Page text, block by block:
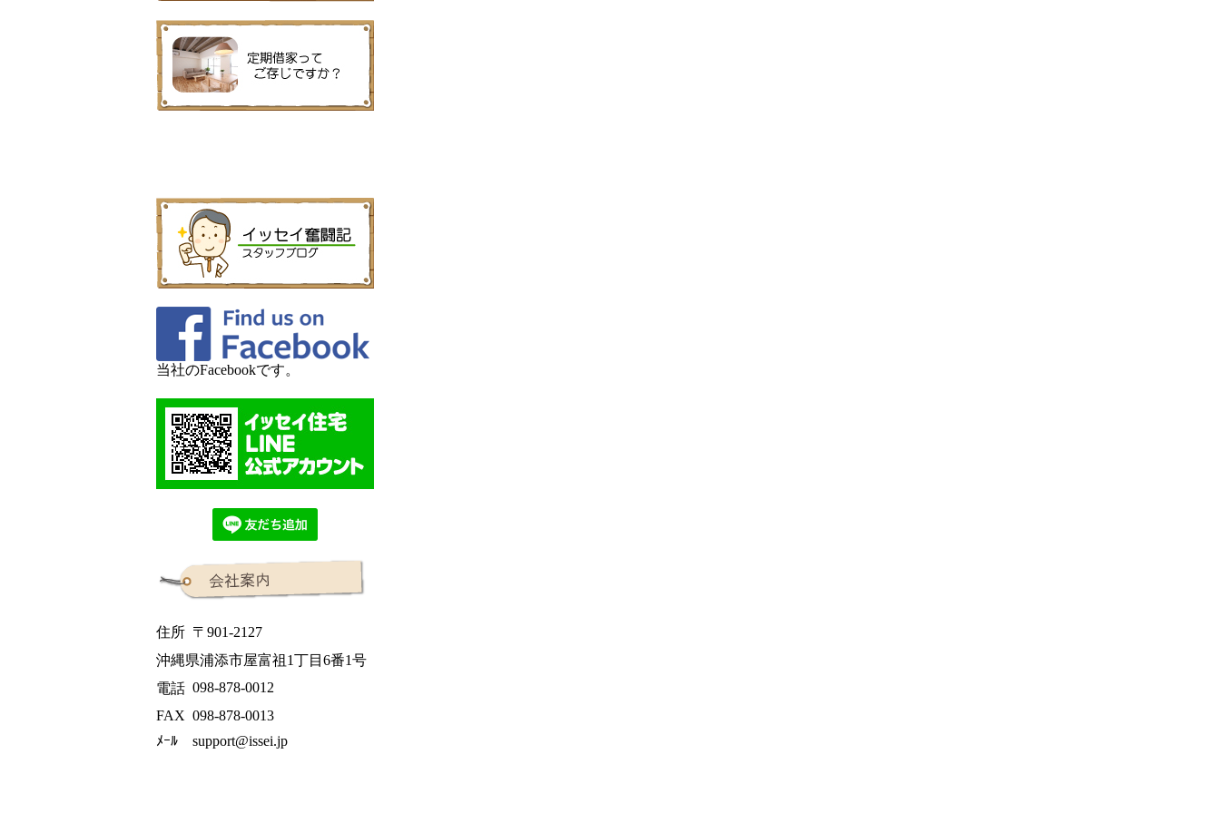
当社のFacebookです。
住所 〒901-2127
沖縄県浦添市屋富祖1丁目6番1号
電話 098-878-0012
FAX 098-878-0013
ﾒｰﾙ
support@issei.jp